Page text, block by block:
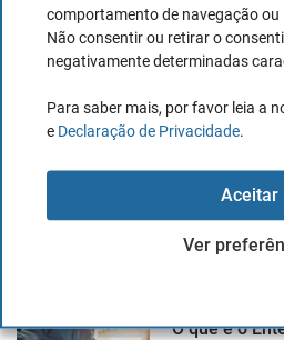
comportamento de navegação ou
Não consentir ou retirar o
negativamente determinadas
Para saber mais, por favor leia a
e Declaração de Privacidade
Aceitar
Ver
Como calcular
Free Cash
Guia
uma empresa
2 Agosto, 2019
O que é o